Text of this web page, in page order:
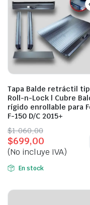
Tapa Balde retráctil
Roll-n-Lock | Cubre
rígido enrollable para
F-150 D/C 2015+
$1.060,00
Original
price
was:
$1.060,00.
$699,00
Current
price
is:
$699,00.
(No incluye IVA)
En stock